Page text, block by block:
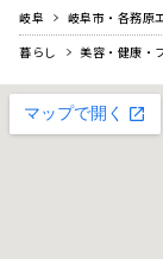
岐阜 岐阜市・各務原
暮らし
美容・健康・